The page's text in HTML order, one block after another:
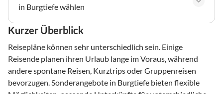
in Burgtiefe wählen
Kurzer Überblick
Reisepläne können sehr unterschiedlich sein. Einige
Reisende planen ihren Urlaub lange im Voraus, während
andere spontane Reisen, Kurztrips oder Gruppenreisen
bevorzugen. Sonderangebote in Burgtiefe bieten flexible